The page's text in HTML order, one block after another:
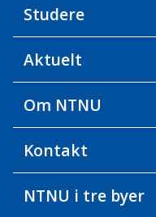
Studere
Aktuelt
Om NTNU
Kontakt
NTNU i tre byer